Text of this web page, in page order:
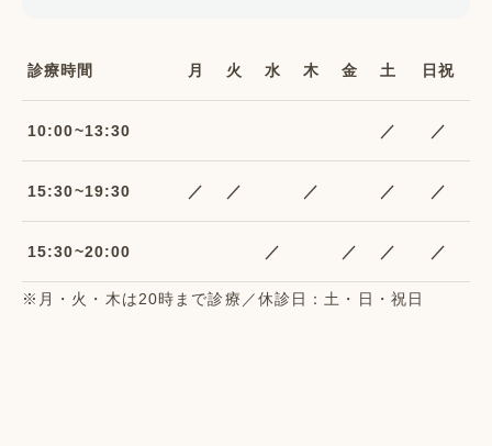
診療時間 月 火 水 木 金 土 日祝
10:00~13:30 ／ ／
15:30~19:30 ／ ／ ／ ／ ／
15:30~20:00 ／ ／ ／ ／
※月・火・木は20時まで診療／休診日：土・日・祝日